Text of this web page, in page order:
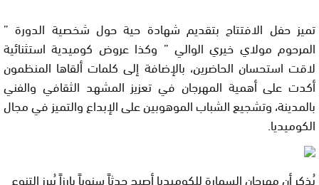
تميز حفل الافتتاح بتقديم شهادة حية حول شخصية الدورة ”
المرحوم مولاي خيري الوالي ” وكذا عروض كوميدية استثنائية
لاقت استحسان الحاضرين، بالإضافة إلى كلمات ألقاها المنظمون
أكدت على أهمية المهرجان في تعزيز المشهد الثقافي والفني
بالمدينة، وتشجيع الشباب الموهوبين على الإبداع والتميز في مجال
الكوميديا.
يُذكر أن مهرجان السمارة للكوميديا أصبح حدثاً سنوياً بارزاً يُبرز التنوع